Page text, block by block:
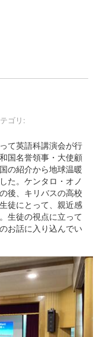
ゴリ:
て英語科講演会が行
国名誉領事・大使顧
の紹介から地球温暖
た。ケンタロ・オノ
後、キリバスの高校
徒にとって、親近感
生徒の視点に立って
お話に入り込んでい